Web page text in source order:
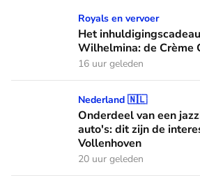
Het inhuldigingscadeau van
Royals en vervoer
Het
Wilhelmina: de Crème
16 uur geleden
Onderdeel van een jazzband én
Nederland 🇳🇱
Onderdeel van een
auto's: dit zijn de
Vollenhoven
20 uur geleden